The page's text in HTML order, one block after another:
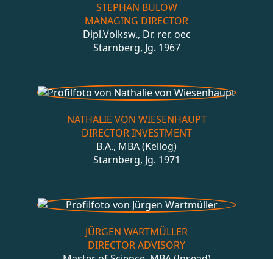
STEPHAN BÜLOW
MANAGING DIRECTOR
Dipl.Volksw., Dr. rer. oec
Starnberg, Jg. 1967
NATHALIE VON WIESENHAUPT
DIRECTOR INVESTMENT
B.A., MBA (Kellog)
Starnberg, Jg. 1971
JÜRGEN WARTMÜLLER
DIRECTOR ADVISORY